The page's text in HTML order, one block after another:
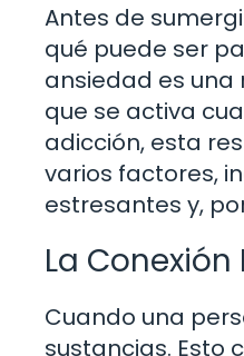
Antes de
qué puede ser
ansiedad es una
que se activa
adicción, esta
varios factores,
estresantes y,
La
Cuando una
sustancias. Esto